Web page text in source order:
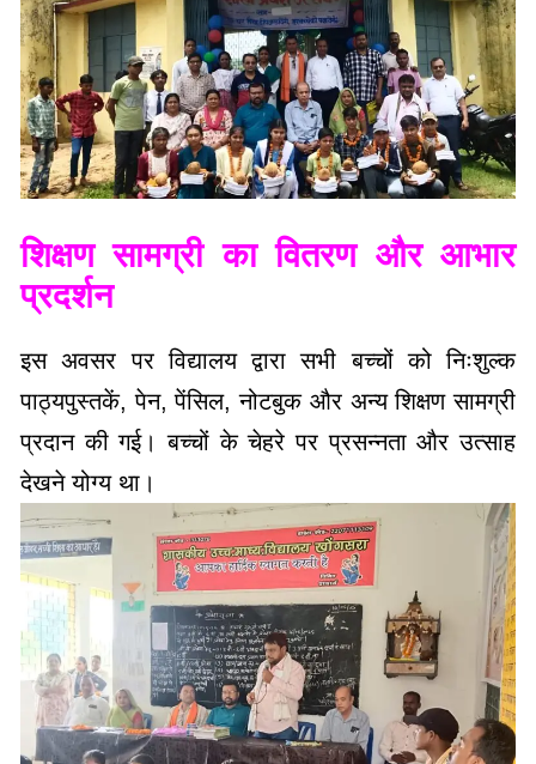
शिक्षण सामग्री का वितरण और आभार
प्रदर्शन
इस अवसर पर विद्यालय द्वारा सभी बच्चों को निःशुल्क
पाठ्यपुस्तकें, पेन, पेंसिल, नोटबुक और अन्य शिक्षण सामग्री
प्रदान की गई। बच्चों के चेहरे पर प्रसन्नता और उत्साह
देखने योग्य था।